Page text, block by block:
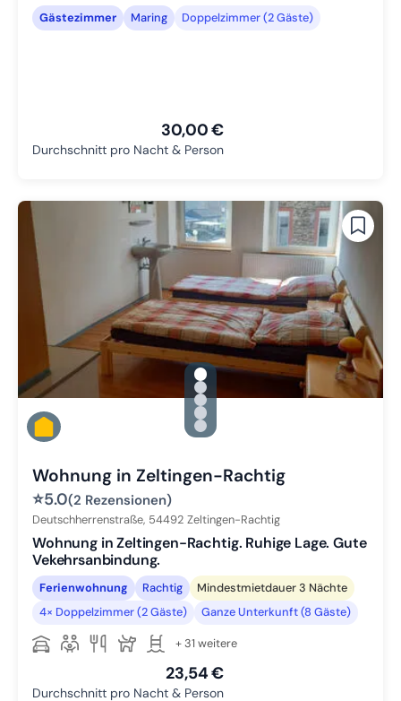
Gästezimmer
Maring Doppelzimmer (2 Gäste)
30,00 €
Durchschnitt pro Nacht & Person
gallery.slide_selector
Zu Slide 1 wechseln
Zu Slide 2 wechseln
Zu Slide 3 wechseln
Zu Slide 4 wechseln
Zu Slide 5 wechseln
Wohnung in Zeltingen-Rachtig
⭐5.0(2 Rezensionen)
Deutschherrenstraße, 54492 Zeltingen-Rachtig
Wohnung in Zeltingen-Rachtig. Ruhige Lage. Gute
Vekehrsanbindung.
Ferienwohnung Rachtig
Mindestmietdauer 3 Nächte
4× Doppelzimmer (2 Gäste)
Ganze Unterkunft (8 Gäste)
+ 31 weitere
23,54 €
Durchschnitt pro Nacht & Person